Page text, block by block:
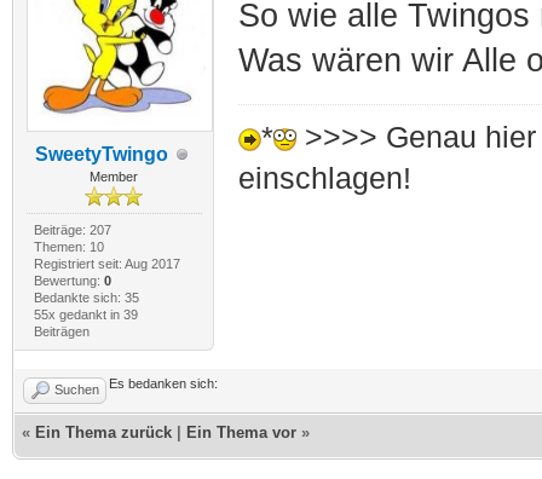
SweetyTwingo
Member
Beiträge: 207
Themen: 10
Registriert seit: Aug 2017
Bewertung: 0
Bedankte sich: 35
55x gedankt in 39
Beiträgen
So wie alle Twingos
Was wären wir Alle
*
>>>> Genau hier
einschlagen!
Suchen Es bedanken sich:
« Ein Thema zurück Ein Thema vor »